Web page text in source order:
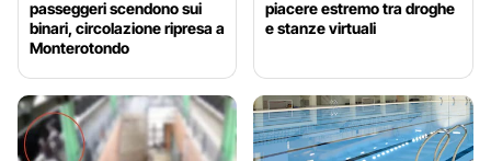
passeggeri scendono sui
binari, circolazione ripresa a
Monterotondo
piacere estremo tra droghe
e stanze virtuali